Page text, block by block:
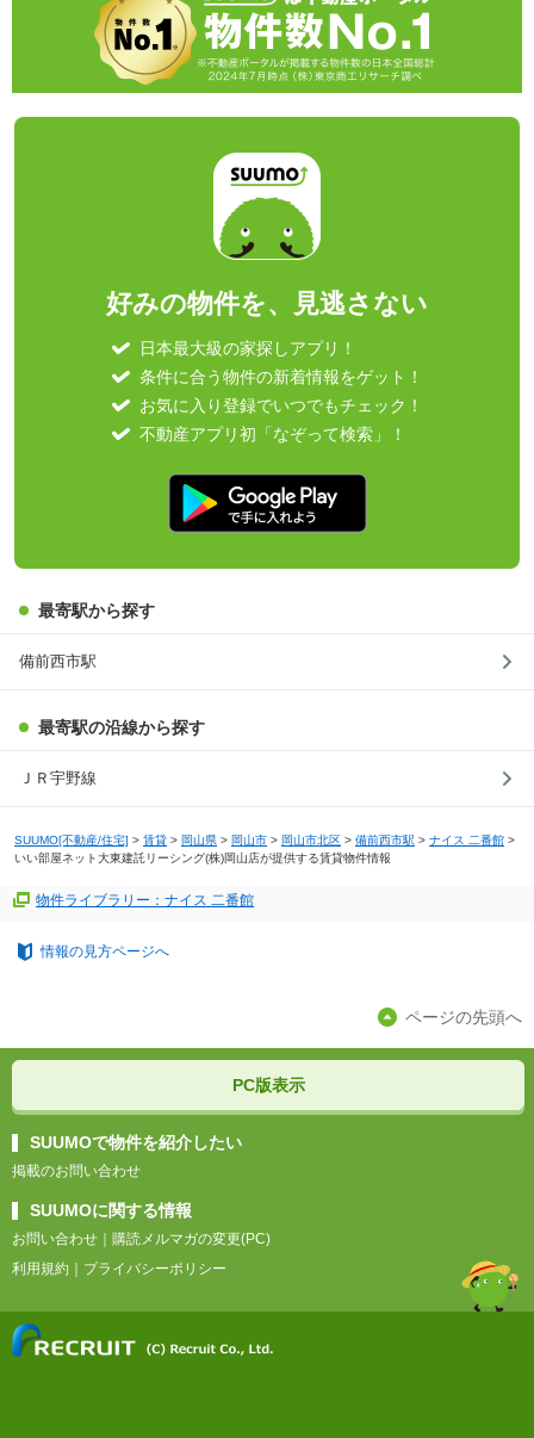
好みの物件を、見逃さない
日本最大級の家探しアプリ！
条件に合う物件の新着情報をゲット！
お気に入り登録でいつでもチェック！
不動産アプリ初「なぞって検索」！
最寄駅から探す
備前西市駅
最寄駅の沿線から探す
ＪＲ宇野線
SUUMO[不動産/住宅] > 賃貸 > 岡山県 > 岡山市 > 岡山市北区 > 備前西市駅 > ナイス 二番館 >
いい部屋ネット大東建託リーシング(株)岡山店が提供する賃貸物件情報
物件ライブラリー：ナイス 二番館
情報の見方ページへ
ページの先頭へ
PC版表示
SUUMOで物件を紹介したい
掲載のお問い合わせ
SUUMOに関する情報
お問い合わせ
購読メルマガの変更(PC)
利用規約
プライバシーポリシー